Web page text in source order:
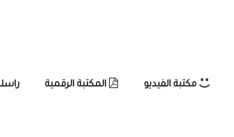
مكتبة الفيديو المكتبة الرقمية